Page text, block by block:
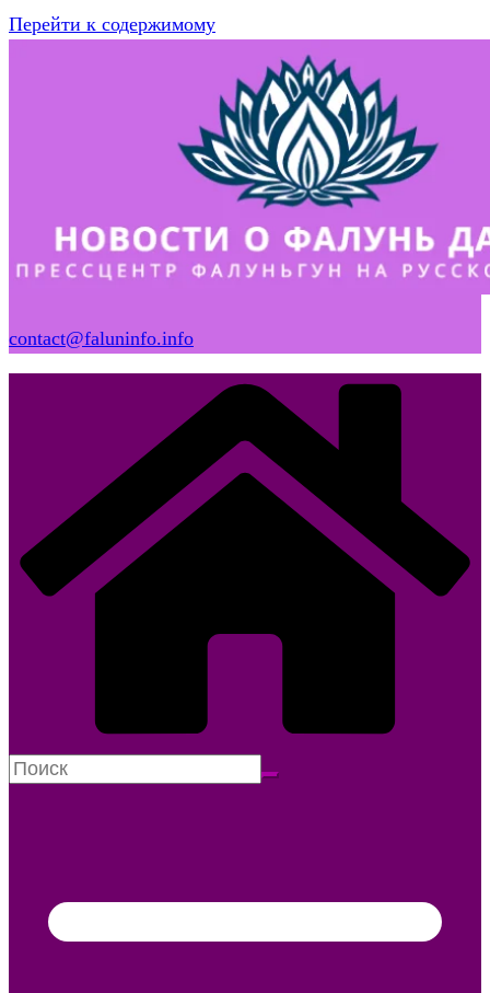
Перейти к содержимому
contact@faluninfo.info